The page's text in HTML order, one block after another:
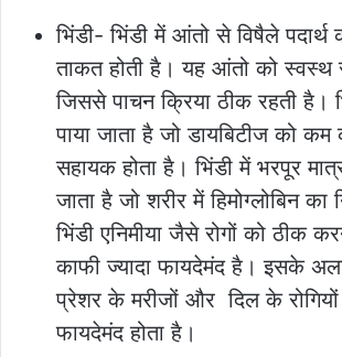
भिंडी- भिंडी में आंतो से विषैले
ताकत होती है। यह आंतो को
जिससे पाचन क्रिया ठीक रहती है।
पाया जाता है जो डायबिटीज को
सहायक होता है। भिंडी में भरपूर
जाता है जो शरीर में हिमोग्लोबिन का
भिंडी एनिमीया जैसे रोगों को ठीक
काफी ज्यादा फायदेमंद है। इसके
प्रेशर के मरीजों और दिल के
फायदेमंद होता है।